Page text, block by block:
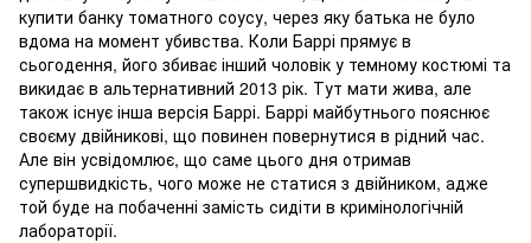
купити банку томатного соусу, через яку батька не було
вдома на момент убивства. Коли Баррі прямує в
сьогодення, його збиває інший чоловік у темному костюмі та
викидає в альтернативний 2013 рік. Тут мати жива, але
також існує інша версія Баррі. Баррі майбутнього пояснює
своєму двійникові, що повинен повернутися в рідний час.
Але він усвідомлює, що саме цього дня отримав
супершвидкість, чого може не статися з двійником, адже
той буде на побаченні замість сидіти в кримінологічній
лабораторії.